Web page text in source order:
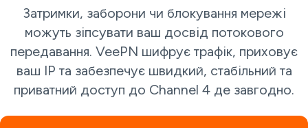
Затримки, заборони чи блокування мережі
можуть зіпсувати ваш досвід потокового
передавання. VeePN шифрує трафік, приховує
ваш IP та забезпечує швидкий, стабільний та
приватний доступ до Channel 4 де завгодно.